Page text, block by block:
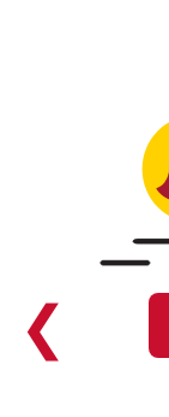
❮